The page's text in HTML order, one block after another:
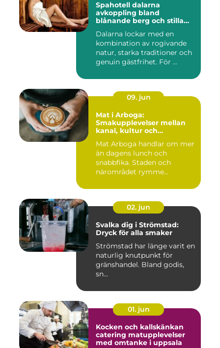
Spahotell dalarna
avkoppling bland
blånande berg och stilla
Dalarna lockar med en
kombination av rogivande
natur, starka traditioner och
genuin gästfrihet. För ...
09. jun
Mat i Arboga:
Smakupplevelser mellan
kanal, kultur och
Mat Arboga handlar om mer
än dagens lunch och
snabbfika. Staden och
närområdet rymme...
02. jun
Svalka dig i Strömstad:
Dryck för alla smaker
Strömstad har länge varit en
naturlig knutpunkt för
gränshandel. Bland godis,
sn...
01. jun
Kocken och kallskänkan
catering matupplevelser
med omtanke i uppsala